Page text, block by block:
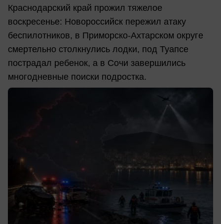
Краснодарский край прожил тяжелое
воскресенье: Новороссийск пережил атаку
беспилотников, в Приморско-Ахтарском округе
смертельно столкнулись лодки, под Туапсе
пострадал ребенок, а в Сочи завершились
многодневные поиски подростка.